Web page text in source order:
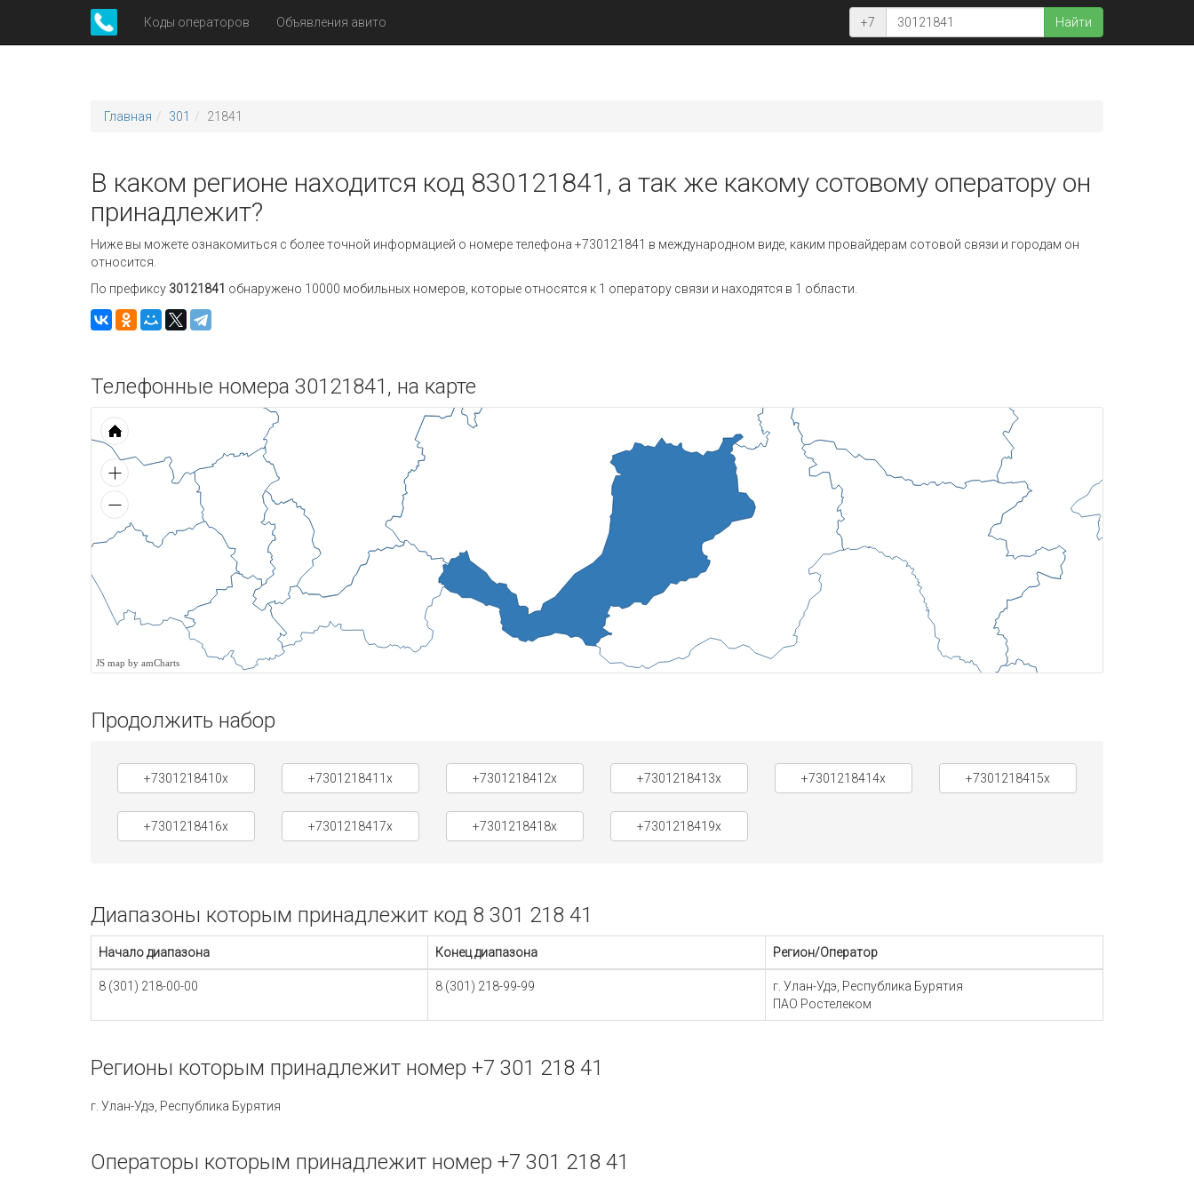
Коды операторов Объявления авито +7 Найти
Главная 301 21841
В каком регионе находится код 830121841, а так же какому сотовому оператору он
принадлежит?
Ниже вы можете ознакомиться с более точной информацией о номере телефона +730121841 в международном виде, каким провайдерам сотовой связи и городам он
относится.
По префиксу 30121841 обнаружено 10000 мобильных номеров, которые относятся к 1 оператору связи и находятся в 1 области.
Телефонные номера 30121841, на карте
JS map by amCharts
Продолжить набор
+7301218410x +7301218411x +7301218412x +7301218413x +7301218414x +7301218415x
+7301218416x +7301218417x +7301218418x +7301218419x
Диапазоны которым принадлежит код 8 301 218 41
Начало диапазона Конец диапазона Регион/Оператор
8 (301) 218-00-00 8 (301) 218-99-99
г. Улан-Удэ, Республика Бурятия
ПАО Ростелеком
Регионы которым принадлежит номер +7 301 218 41
г. Улан-Удэ, Республика Бурятия
Операторы которым принадлежит номер +7 301 218 41